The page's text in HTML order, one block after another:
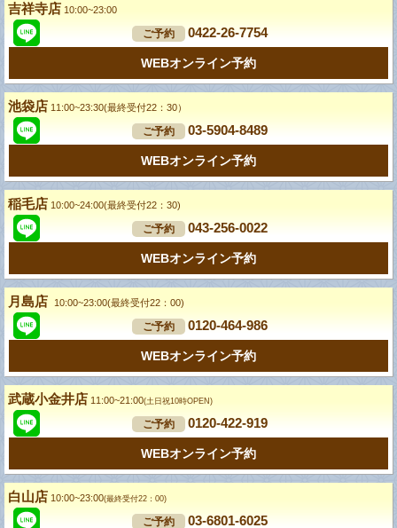
吉祥寺店 10:00~23:00
ご予約 0422-26-7754
WEBオンライン予約
池袋店 11:00~23:30(最終受付22：30）
ご予約 03-5904-8489
WEBオンライン予約
稲毛店 10:00~24:00(最終受付22：30)
ご予約 043-256-0022
WEBオンライン予約
月島店 10:00~23:00(最終受付22：00)
ご予約 0120-464-986
WEBオンライン予約
武蔵小金井店 11:00~21:00(土日祝10時OPEN)
ご予約 0120-422-919
WEBオンライン予約
白山店 10:00~23:00(最終受付22：00)
ご予約 03-6801-6025